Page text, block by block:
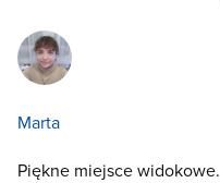
Marta
Piękne miejsce widokowe.